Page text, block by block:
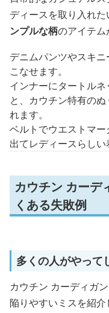
ディースを取り入れた
ンプルな柄のアイテム
デニムパンツやスキ
こなせます。
インナーにタートル
と、カウチン特有の
れます。
ベルトでウエストマ
出てレディースらしい
カウチン カーデ
くある失敗例
多くの人がやって
カウチン カーディガ
陥りやすいミスを紹介